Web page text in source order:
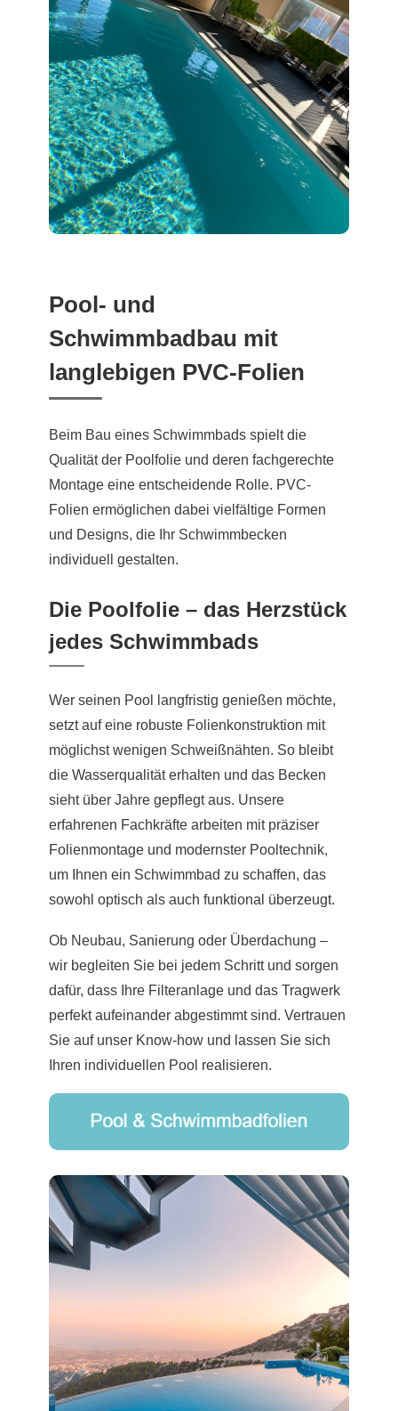
Pool- und
Schwimmbadbau mit
langlebigen PVC-Folien
Beim Bau eines Schwimmbads spielt die
Qualität der Poolfolie und deren fachgerechte
Montage eine entscheidende Rolle. PVC-
Folien ermöglichen dabei vielfältige Formen
und Designs, die Ihr Schwimmbecken
individuell gestalten.
Die Poolfolie – das Herzstück
jedes Schwimmbads
Wer seinen Pool langfristig genießen möchte,
setzt auf eine robuste Folienkonstruktion mit
möglichst wenigen Schweißnähten. So bleibt
die Wasserqualität erhalten und das Becken
sieht über Jahre gepflegt aus. Unsere
erfahrenen Fachkräfte arbeiten mit präziser
Folienmontage und modernster Pooltechnik,
um Ihnen ein Schwimmbad zu schaffen, das
sowohl optisch als auch funktional überzeugt.
Ob Neubau, Sanierung oder Überdachung –
wir begleiten Sie bei jedem Schritt und sorgen
dafür, dass Ihre Filteranlage und das Tragwerk
perfekt aufeinander abgestimmt sind. Vertrauen
Sie auf unser Know-how und lassen Sie sich
Ihren individuellen Pool realisieren.